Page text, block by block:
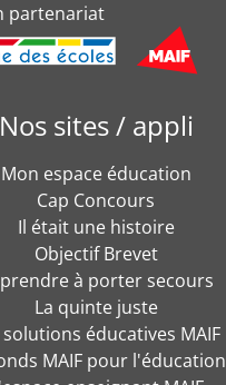
partenariat
Nos sites / appli
Mon espace éducation
Cap Concours
Il était une histoire
Objectif Brevet
à porter secours
La quinte juste
solutions éducatives MAIF
MAIF pour l'éducation